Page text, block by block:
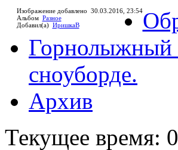
Изображение добавлено 30.03.2016, 23:54
Альбом Разное
Добавил(а) ИришкаВ
Горнолыжный
сноуборде.
Архив
Текущее время: